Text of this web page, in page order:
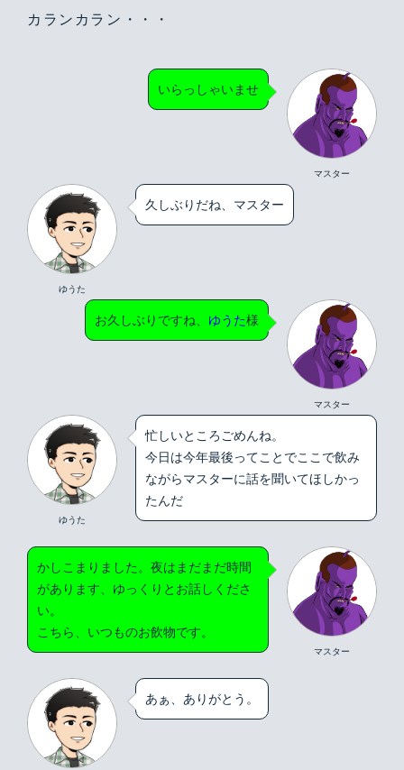
カランカラン・・・
マスター
いらっしゃいませ
ゆうた
久しぶりだね、マスター
マスター
お久しぶりですね、 ゆうた様
ゆうた
忙しいところごめんね。
今日は今年最後ってことでここで飲み
ながらマスターに話を聞いてほしかっ
たんだ
マスター
かしこまりました。夜はまだまだ時間
があります、ゆっくりとお話しくださ
い。
こちら、いつものお飲物です。
あぁ、ありがとう。